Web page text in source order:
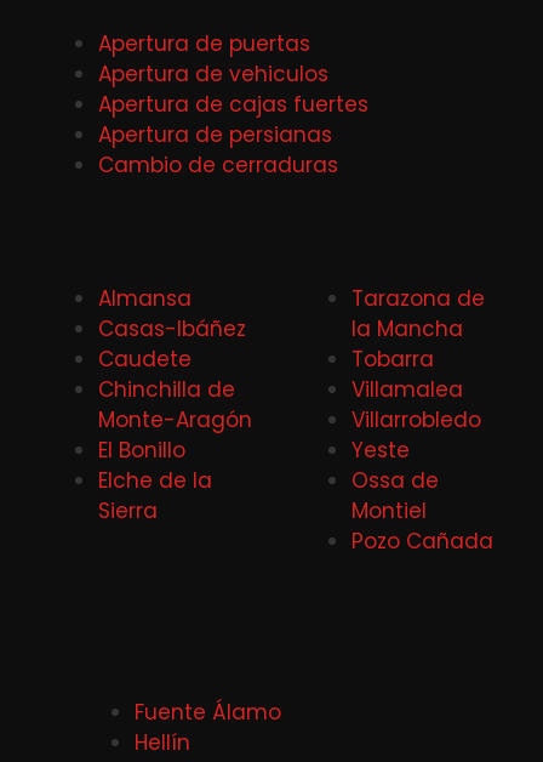
Apertura de puertas
Apertura de vehiculos
Apertura de cajas fuertes
Apertura de persianas
Cambio de cerraduras
Almansa
Casas-Ibáñez
Caudete
Chinchilla de
Monte-Aragón
El Bonillo
Elche de la
Sierra
Tarazona de
la Mancha
Tobarra
Villamalea
Villarrobledo
Yeste
Ossa de
Montiel
Pozo Cañada
Fuente Álamo
Hellín